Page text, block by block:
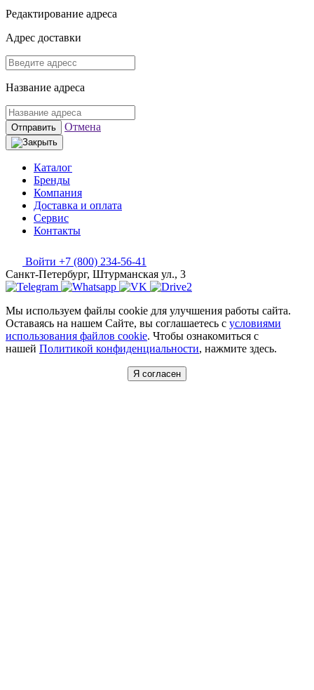
Редактирование адреса
Адрес доставки
Название адреса
Отправить Отмена
Каталог
Бренды
Компания
Доставка и оплата
Сервис
Контакты
Войти +7 (800) 234-56-41
Санкт-Петербург, Штурманская ул., 3
Мы используем файлы cookie для улучшения работы сайта.
Оставаясь на нашем Сайте, вы соглашаетесь с условиями
использования файлов cookie. Чтобы ознакомиться с
нашей Политикой конфиденциальности, нажмите здесь.
Я согласен